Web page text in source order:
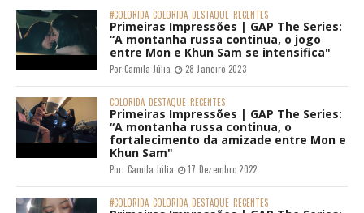
#COLORIDA COLORIDA DESTAQUE RECENTES
Primeiras Impressões | GAP The Series:
“A montanha russa continua, o jogo
entre Mon e Khun Sam se intensifica"
Por:Camila Júlia 28 Janeiro 2023
COLORIDA DESTAQUE RECENTES
Primeiras Impressões | GAP The Series:
“A montanha russa continua, o
fortalecimento da amizade entre Mon e
Khun Sam"
Por: Camila Júlia 17 Dezembro 2022
#COLORIDA COLORIDA DESTAQUE RECENTES